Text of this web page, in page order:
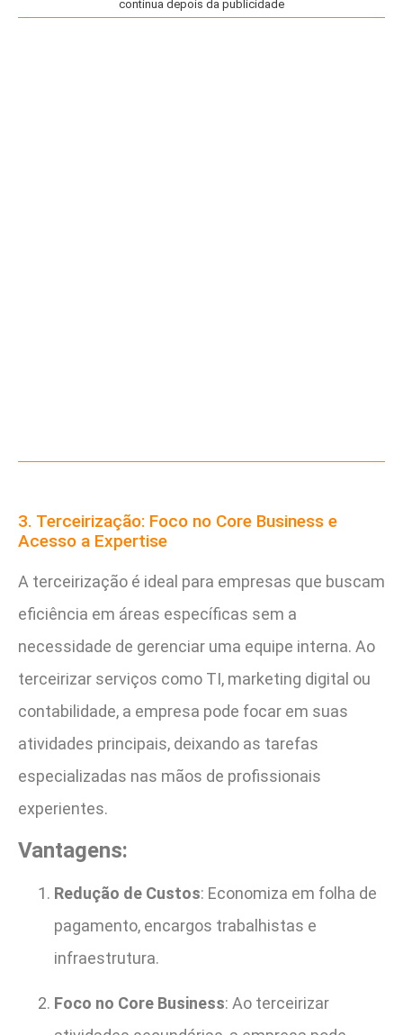
continua depois da publicidade
3. Terceirização: Foco no Core Business e
Acesso a Expertise
A terceirização é ideal para empresas que buscam
eficiência em áreas específicas sem a
necessidade de gerenciar uma equipe interna. Ao
terceirizar serviços como TI, marketing digital ou
contabilidade, a empresa pode focar em suas
atividades principais, deixando as tarefas
especializadas nas mãos de profissionais
experientes.
Vantagens:
Redução de Custos: Economiza em folha de
pagamento, encargos trabalhistas e
infraestrutura.
Foco no Core Business: Ao terceirizar